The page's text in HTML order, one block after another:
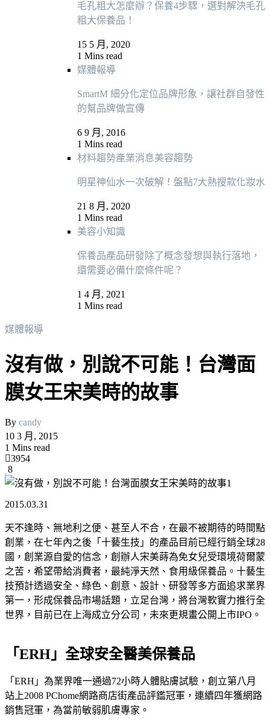
毛孔粗大怎麼辦？保養4步驟，選對解決毛孔
粗大保養品！
15 5 月, 2020
1 Mins read
媒體報導
SmartM 細分化定位品牌形象，讓社群自發性
的幫品牌做宣傳
6 9 月, 2016
1 Mins read
材料趨勢產業消息美容趨勢
明星神仙水一次破解！盤點7大熱搜款化妝水
21 8 月, 2020
1 Mins read
美容小知識
保養品產品研發除了概念發想與執行落地，
還需要必備什麼條件呢？
1 4 月, 2021
1 Mins read
媒體報導
沒有做，別說不可能！台灣面
膜女王宋美時的故事
By candy
10 3 月, 2015
1 Mins read
3954
8
2015.03.31
天不逢時、無地利之便、甚至人不合，在最不被期待的時間點
創業，在七年內之後「十藝生技」的產品目前已經行銷全球28
國，創業源自愛的信念，創辦人宋美蒔為免女兒受環境荷爾蒙
之苦，希望帶給消費者，最純淨天然、食用級保養品。十藝生
技預計透過安全、綠色、創意、設計、研發等多方面追求業界
第一，形成保養品市場話題，立足台灣，將台灣軟實力推行全
世界，目前已在上海成立分公司，未來更規畫公開上市IPO。
「ERH」全球安全醫美保養品
「ERH」為業界唯一通過72小時人體貼膚試驗，創立第八月
站上2008 PChome網路商店街產品評鑑冠軍，連續四年獲網路
銷售冠軍，為當前敏弱肌膚專家。